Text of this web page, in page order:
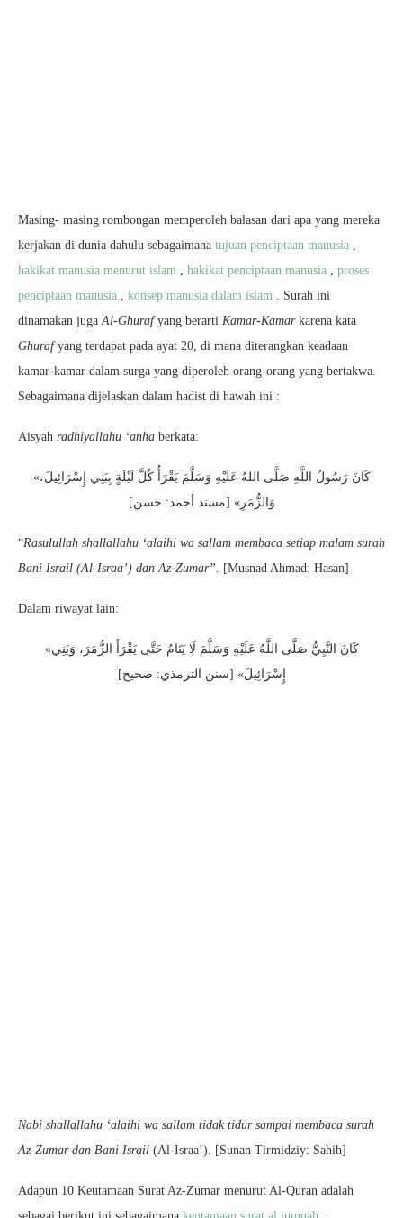
Masing- masing rombongan memperoleh balasan dari apa yang mereka
kerjakan di dunia dahulu sebagaimana tujuan penciptaan manusia ,
hakikat manusia menurut islam , hakikat penciptaan manusia , proses
penciptaan manusia , konsep manusia dalam islam . Surah ini
dinamakan jugaAl-Ghurafyang berarti Kamar-Kamarkarena kata
Ghurafyang terdapat pada ayat 20, di mana diterangkan keadaan
kamar-kamar dalam surga yang diperoleh orang-orang yang bertakwa.
Sebagaimana dijelaskan dalam hadist di hawah ini :
Aisyah radhiyallahu ‘anha berkata:
«كَانَ رَسُولُ اللَّهِ صَلَّى اللهُ عَلَيْهِ وَسَلَّمَ يَقْرَأُ كُلَّ لَيْلَةٍ بِبَنِي إِسْرَائِيلَ،
وَالزُّمَرِ» [مسند أحمد: حسن]
“Rasulullah shallallahu ‘alaihi wa sallam membaca setiap malam surah
Bani Israil (Al-Israa’) dan Az-Zumar”. [Musnad Ahmad: Hasan]
Dalam riwayat lain:
«كَانَ النَّبِيُّ صَلَّى اللَّهُ عَلَيْهِ وَسَلَّمَ لَا يَنَامُ حَتَّى يَقْرَأَ الزُّمَرَ، وَبَنِي
إِسْرَائِيلَ» [سنن الترمذي: صحيح]
Nabi shallallahu ‘alaihi wa sallam tidak tidur sampai membaca surah
Az-Zumar dan Bani Israil (Al-Israa’). [Sunan Tirmidziy: Sahih]
Adapun 10 Keutamaan Surat Az-Zumar menurut Al-Quran adalah